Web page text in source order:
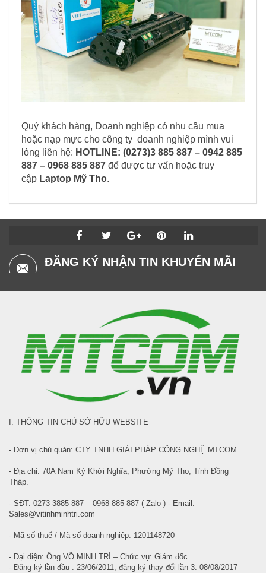
Quý khách hàng, Doanh nghiệp có nhu cầu mua
hoặc nạp mực cho công ty doanh nghiệp mình vui
lòng liên hệ: HOTLINE: (0273)3 885 887 – 0942 885
887 – 0968 885 887 để được tư vấn hoặc truy
cập Laptop Mỹ Tho.
ĐĂNG KÝ NHẬN TIN KHUYẾN MÃI
I. THÔNG TIN CHỦ SỞ HỮU WEBSITE
- Đơn vị chủ quản: CTY TNHH GIẢI PHÁP CÔNG NGHỆ MTCOM
- Địa chỉ: 70A Nam Kỳ Khởi Nghĩa, Phường Mỹ Tho, Tỉnh Đồng
Tháp.
- SĐT: 0273 3885 887 – 0968 885 887 ( Zalo ) - Email:
Sales@vitinhminhtri.com
- Mã số thuế / Mã số doanh nghiệp: 1201148720
- Đại diện: Ông VÕ MINH TRÍ – Chức vụ: Giám đốc
- Đăng ký lần đầu : 23/06/2011, đăng ký thay đổi lần 3: 08/08/2017